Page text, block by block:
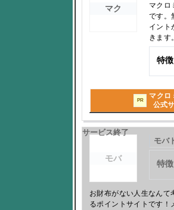
マク
マクロ
です。
イント
きます。
特徴
PR
マクロ
公式
モバ
モバ
サービス終了
特徴
お財布がない人生なん
るポイントサイトです！